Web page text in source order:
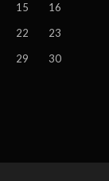
15
16
22
23
29
30